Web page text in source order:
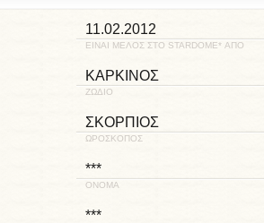
11.02.2012
ΕΙΝΑΙ ΜΕΛΟΣ ΣΤΟ STARDOME* ΑΠΟ
ΚΑΡΚΙΝΟΣ
ΖΩΔΙΟ
ΣΚΟΡΠΙΟΣ
ΩΡΟΣΚΟΠΟΣ
***
ΟΝΟΜΑ
***